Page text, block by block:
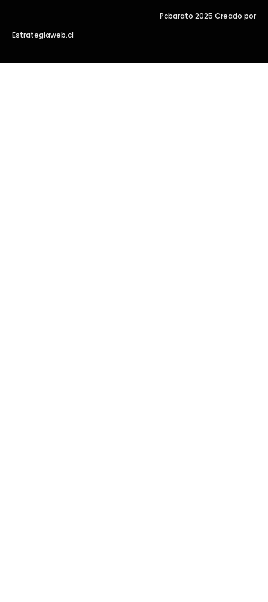
Pcbarato 2025 Creado por
Estrategiaweb.cl